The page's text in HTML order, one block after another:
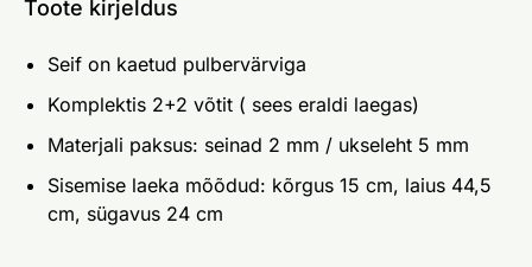
Toote kirjeldus
Seif on kaetud pulbervärviga
Komplektis 2+2 võtit ( sees eraldi laegas)
Materjali paksus: seinad 2 mm / ukseleht 5 mm
Sisemise laeka mõõdud: kõrgus 15 cm, laius 44,5
cm, sügavus 24 cm